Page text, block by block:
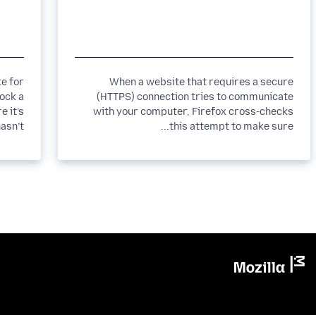
When a website that requires a secure
(HTTPS) connection tries to communicate
with your computer, Firefox cross-checks
this attempt to make sure...
for
a